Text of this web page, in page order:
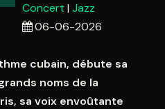
20 21
27
3 4 5
Effacer Fermer
Concert Jazz
06-06-2026
cubain, débute sa
noms de la
sa voix envoûtante